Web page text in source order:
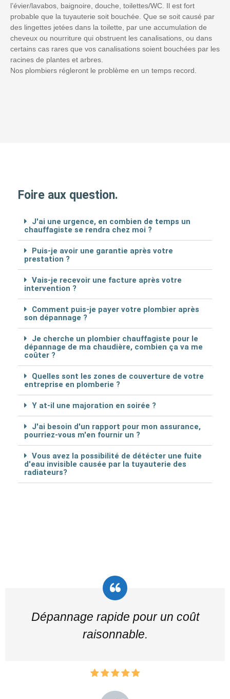
l’évier/lavabos, baignoire, douche, toilettes/WC. Il est fort
probable que la tuyauterie soit bouchée. Que se soit causé par
des lingettes jetées dans la toilette, par une accumulation de
cheveux ou nourriture qui obstruent les canalisations, ou dans
certains cas rares que vos canalisations soient bouchées par les
racines de plantes et arbres.
Nos plombiers régleront le problème en un temps record.
Foire aux question.
J'ai une urgence, en combien de temps un
chauffagiste se rendra chez moi ?
Puis-je avoir une garantie après votre
prestation ?
Vais-je recevoir une facture après votre
intervention ?
Comment puis-je payer votre plombier après
son dépannage ?
Je cherche un plombier chauffagiste pour le
dépannage de ma chaudière, combien ça va me
coûter ?
Quelles sont les zones de couverture de votre
entreprise en plomberie ?
Y at-il une majoration en soirée ?
J'ai besoin d'un rapport pour mon assurance,
pourriez-vous m'en fournir un ?
Vous avez la possibilité de détécter une fuite
d'eau invisible causée par la tuyauterie des
radiateurs?
Dépannage rapide pour un coût
raisonnable.